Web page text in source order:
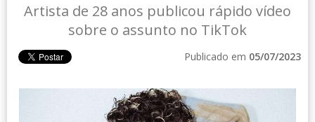
Artista de 28 anos publicou rápido vídeo
sobre o assunto no TikTok
Publicado em 05/07/2023